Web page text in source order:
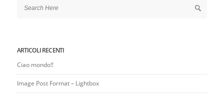
ARTICOLI RECENTI
Ciao mondo!!
Image Post Format – Lightbox